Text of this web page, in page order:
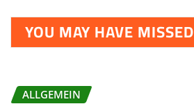
YOU MAY HAVE MISSED
ALLGEMEIN